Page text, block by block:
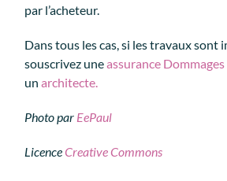
par l’acheteur.
Dans tous les cas, si les travaux sont
souscrivez uneassurance
unarchitecte.
Photo par EePaul
LicenceCreative Commons